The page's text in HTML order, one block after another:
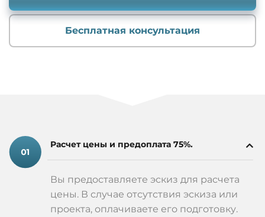
Бесплатная консультация
Расчет цены и предоплата 75%.
Вы предоставляете эскиз для расчета
цены. В случае отсутствия эскиза или
проекта, оплачиваете его подготовку.